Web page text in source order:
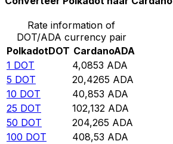
Rate information of
DOT/ADA currency pair
PolkadotDOT CardanoADA
1 DOT 4,0853 ADA
5 DOT 20,4265 ADA
10 DOT 40,853 ADA
25 DOT 102,132 ADA
50 DOT 204,265 ADA
100 DOT 408,53 ADA